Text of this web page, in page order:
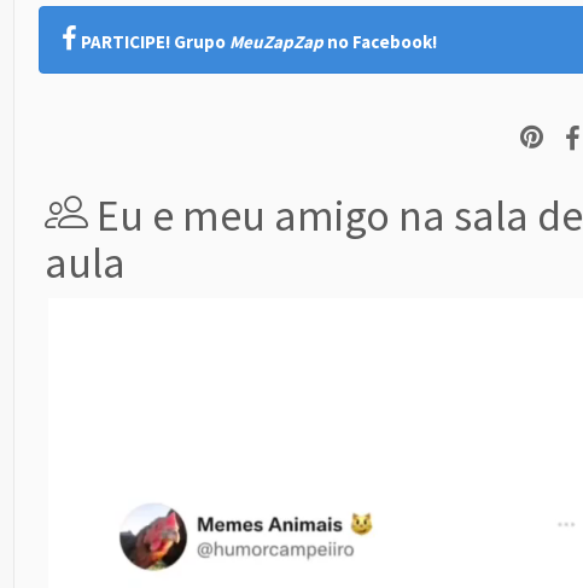
PARTICIPE! Grupo MeuZapZap no Facebook!
Eu e meu amigo na sala de
aula